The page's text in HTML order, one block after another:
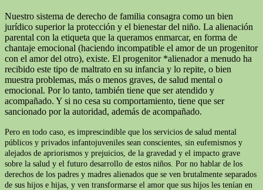
Nuestro sistema de derecho de familia consagra como un bien
jurídico superior la protección y el bienestar del niño. La alienación
parental con la etiqueta que la queramos enmarcar, en forma de
chantaje emocional (haciendo incompatible el amor de un progenitor
con el amor del otro), existe. El progenitor *alienador a menudo ha
recibido este tipo de maltrato en su infancia y lo repite, o bien
muestra problemas, más o menos graves, de salud mental o
emocional. Por lo tanto, también tiene que ser atendido y
acompañado. Y si no cesa su comportamiento, tiene que ser
sancionado por la autoridad, además de acompañado.
Pero en todo caso, es imprescindible que los servicios de salud mental
públicos y privados infantojuveniles sean conscientes, sin eufemismos y
alejados de apriorismos y prejuicios, de la gravedad y el impacto grave
sobre la salud y el futuro desarrollo de estos niños. Por no hablar de los
derechos de los padres y madres alienados que se ven brutalmente separados
de sus hijos e hijas, y ven transformarse el amor que sus hijos les tenían en